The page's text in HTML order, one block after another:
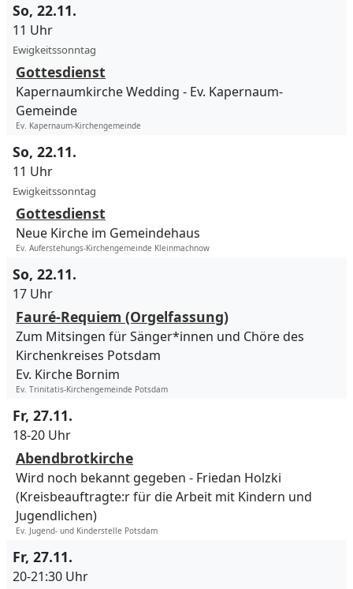
So, 22.11.
11 Uhr
Ewigkeitssonntag
Gottesdienst
Kapernaumkirche Wedding
Ev. Kapernaum-
Gemeinde
Ev. Kapernaum-Kirchengemeinde
So, 22.11.
11 Uhr
Ewigkeitssonntag
Gottesdienst
Neue Kirche im Gemeindehaus
Ev. Auferstehungs-Kirchengemeinde Kleinmachnow
So, 22.11.
17 Uhr
Fauré-Requiem (Orgelfassung)
Zum Mitsingen für Sänger*innen und Chöre des
Kirchenkreises Potsdam
Ev. Kirche Bornim
Ev. Trinitatis-Kirchengemeinde Potsdam
Fr, 27.11.
18-20 Uhr
Abendbrotkirche
Wird noch bekannt gegeben
Friedan Holzki
(Kreisbeauftragte:r für die Arbeit mit Kindern und
Jugendlichen)
Ev. Jugend- und Kinderstelle Potsdam
Fr, 27.11.
20-21:30 Uhr